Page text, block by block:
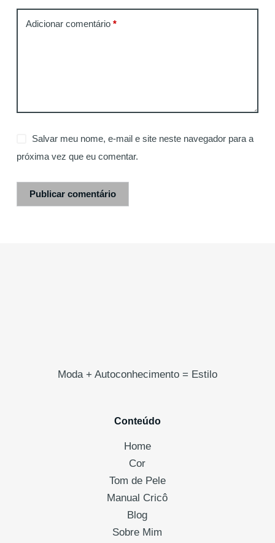
Adicionar comentário*
Salvar meu nome, e-mail e site neste navegador para a
próxima vez que eu comentar.
Publicar comentário
Moda + Autoconhecimento = Estilo
Conteúdo
Home
Cor
Tom de Pele
Manual Cricô
Blog
Sobre Mim